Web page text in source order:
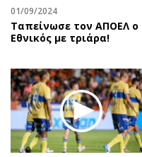
01/09/2024
Ταπείνωσε τον ΑΠΟΕΛ ο
Εθνικός με τριάρα!